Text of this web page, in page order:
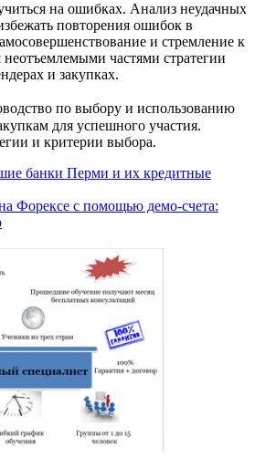
на ошибках. Анализ неудачных
повторения ошибок в
и стремление к
частями стратегии
и закупках.
по выбору и использованию
для успешного участия.
и критерии выбора.
банки Перми и их кредитные
Форексе с помощью демо-счета: